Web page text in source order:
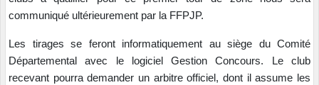
communiqué ultérieurement par la FFPJP.
Les tirages se feront informatiquement au siège du Comité
Départemental avec le logiciel Gestion Concours.
Le club
recevant pourra demander un arbitre officiel, dont il assume les